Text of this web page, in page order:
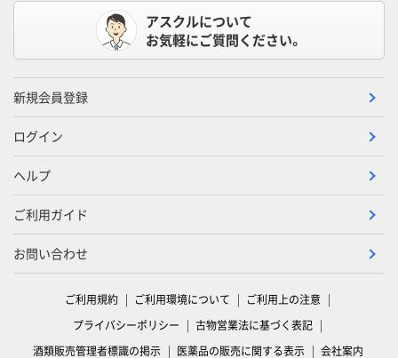
アスクルについて
お気軽にご質問ください。
新規会員登録
ログイン
ヘルプ
ご利用ガイド
お問い合わせ
ご利用規約 ご利用環境について
ご利用上の注意
プライバシーポリシー
古物営業法に基づく表記
酒類販売管理者標識の掲示
医薬品の販売に関する表示 会社案内